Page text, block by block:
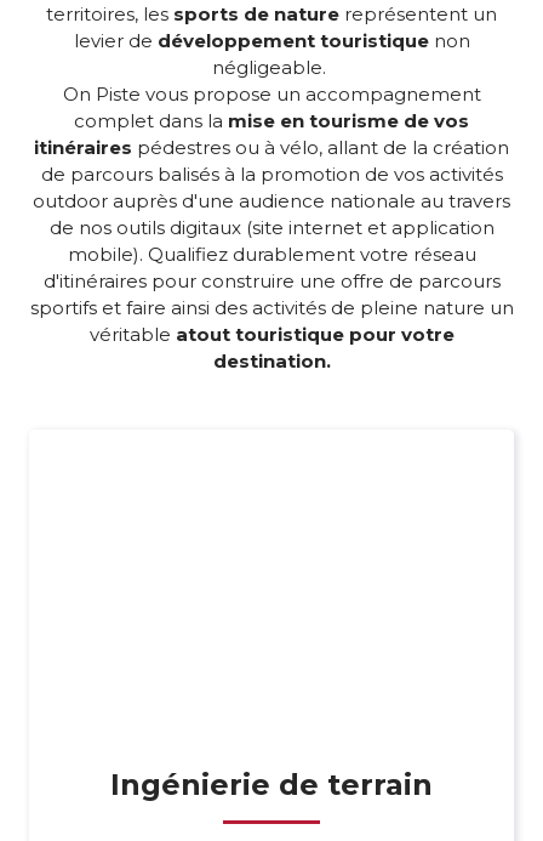
territoires, les sports de nature représentent un
levier de développement touristiquenon
négligeable.
On Piste vous propose un accompagnement
complet dans la mise en tourisme de vos
itinéraires pédestres ou à vélo, allant de la création
de parcours balisés à la promotion de vos activités
outdoor auprès d'une audience nationale au travers
de nos outils digitaux (site internet et application
mobile). Qualifiez durablement votre réseau
d'itinéraires pour construire une offre de parcours
sportifs et faire ainsi des activités de pleine nature un
véritable atout touristique pour votre
destination.
Ingénierie de terrain